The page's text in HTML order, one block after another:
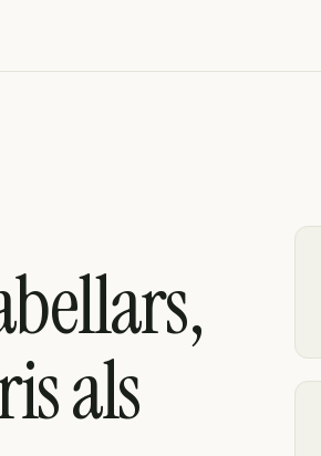
als